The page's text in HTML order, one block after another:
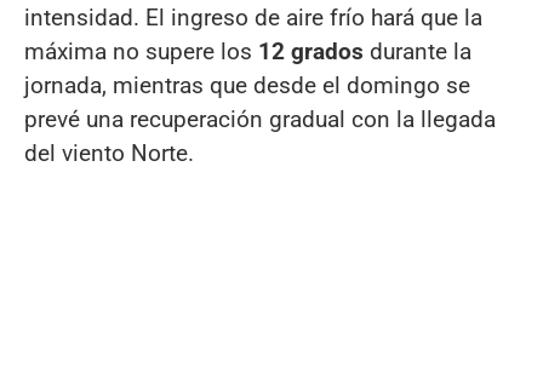
intensidad. El ingreso de aire frío hará que la
máxima no supere los 12 grados durante la
jornada, mientras que desde el domingo se
prevé una recuperación gradual con la llegada
del viento Norte.